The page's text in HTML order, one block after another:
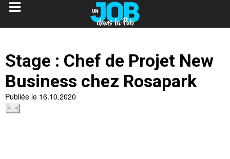
Stage : Chef de Projet New
Business chez Rosapark
Publiée le 16.10.2020